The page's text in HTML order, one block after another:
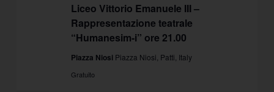
Liceo Vittorio Emanuele III –
Rappresentazione teatrale
“Humanesim-i” ore 21.00
Piazza Niosi Piazza Niosi, Patti, Italy
Gratuito